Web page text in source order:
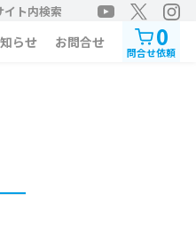
イト内検索
らせ お問合せ 0
問合せ依頼